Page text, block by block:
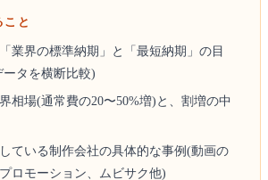
こと
業界の標準納期」と「最短納期」の目
タを横断比較)
相場(通常費の20〜50%増)と、割増の中
ている制作会社の具体的な事例(動画の
ロモーション、ムビサク他)